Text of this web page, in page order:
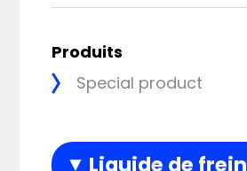
Produits
Special product
Liquide de frein